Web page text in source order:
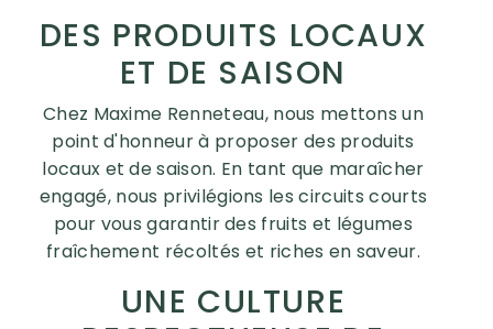
DES PRODUITS LOCAUX
ET DE SAISON
Chez Maxime Renneteau, nous mettons un
point d'honneur à proposer des produits
locaux et de saison. En tant que maraîcher
engagé, nous privilégions les circuits courts
pour vous garantir des fruits et légumes
fraîchement récoltés et riches en saveur.
UNE CULTURE